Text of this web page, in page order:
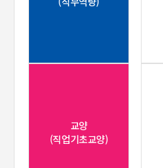
교양
(직업기초교양)